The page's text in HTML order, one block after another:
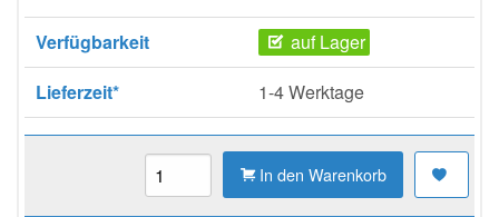
Verfügbarkeit
auf Lager
Lieferzeit*
1-4 Werktage
In den Warenkorb